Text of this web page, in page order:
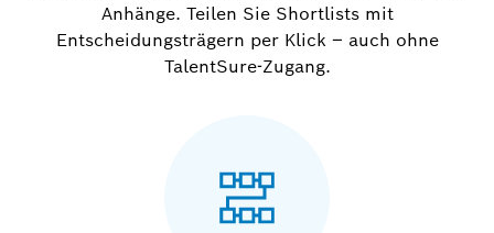
Anhänge. Teilen Sie Shortlists mit
Entscheidungsträgern per Klick – auch ohne
TalentSure-Zugang.